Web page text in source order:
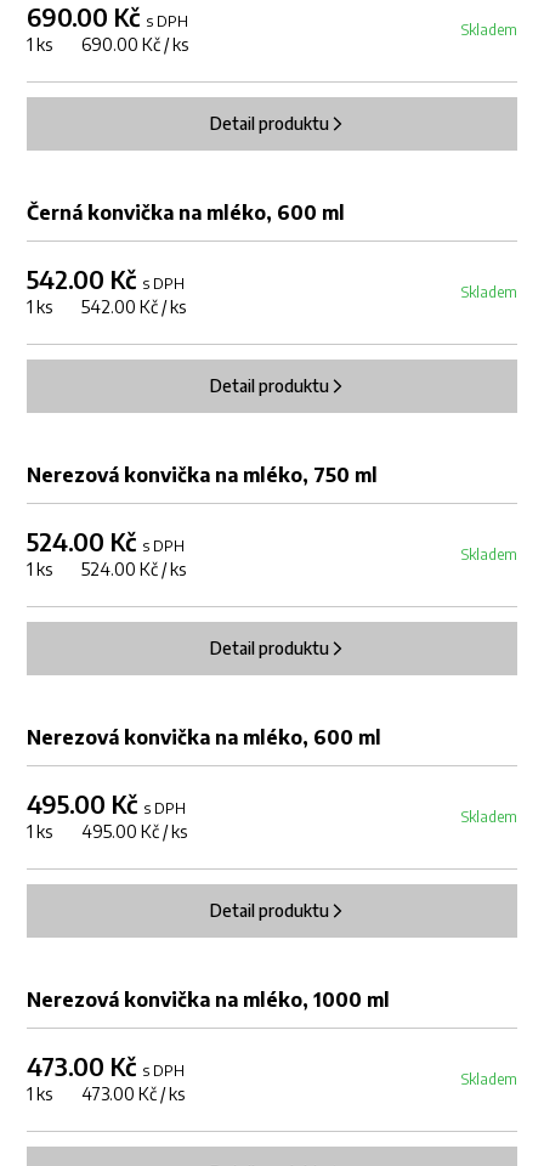
690.00 Kč s DPH
1 ks 690.00 Kč / ks
Skladem
Detail produktu
Černá konvička na mléko, 600 ml
542.00 Kč s DPH
1 ks 542.00 Kč / ks
Skladem
Detail produktu
Nerezová konvička na mléko, 750 ml
524.00 Kč s DPH
1 ks 524.00 Kč / ks
Skladem
Detail produktu
Nerezová konvička na mléko, 600 ml
495.00 Kč s DPH
1 ks 495.00 Kč / ks
Skladem
Detail produktu
DOPRODEJ
Nerezová konvička na mléko, 1000 ml
473.00 Kč s DPH
1 ks 473.00 Kč / ks
Skladem